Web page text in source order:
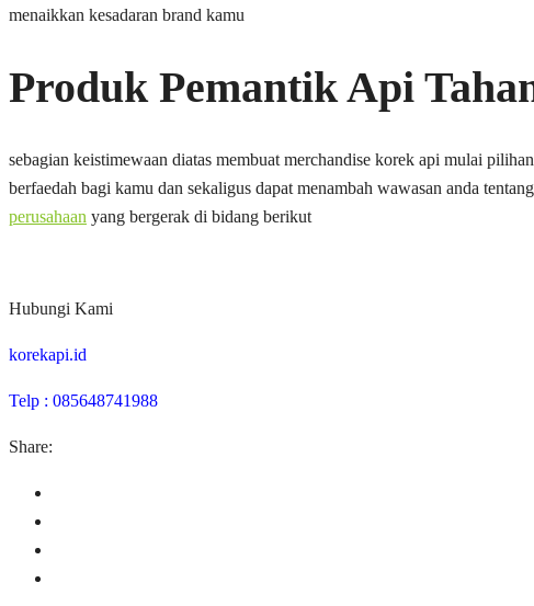
menaikkan kesadaran brand kamu
Produk Pemantik Api
sebagian keistimewaan diatas membuat merchandise korek api mulai
berfaedah bagi kamu dan sekaligus dapat menambah wawasan anda
perusahaan yang bergerak di bidang berikut
Hubungi Kami
korekapi.id
Telp : 085648741988
Share: